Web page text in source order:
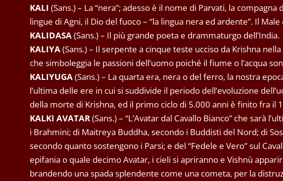
KALI (Sans.) – La “nera”; adesso è il nome di Parvati, la
lingue di Agni, il Dio del fuoco – “la lingua nera ed ardente”. Il
KALIDASA(Sans.) – Il più grande poeta e drammaturgo dell’India.
KALIYA(Sans.) – Il serpente a cinque teste ucciso da Krishna
che simboleggia le passioni dell’uomo poiché il fiume o l’acqua
KALIYUGA(Sans.) – La quarta era, nera o del ferro, la nostra
l’ultima delle ere in cui si suddivide il periodo dell’evoluzione
della morte di Krishna, ed il primo ciclo di 5.000 anni è finito fra il
KALKI AVATAR(Sans.) – “L’Avatar dal Cavallo Bianco” che sarà
i Brahmini; di Maitreya Buddha, secondo i Buddisti del Nord; di
secondo quanto sostengono i Parsi; e del “Fedele e Vero” sul
epifania o quale decimo Avatar, i cieli si apriranno e Vishnù
brandendo una spada splendente come una cometa, per la